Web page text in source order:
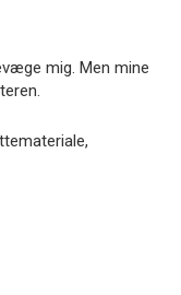
mig. Men mine